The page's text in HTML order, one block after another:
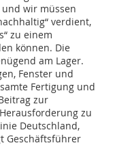
wir müssen
verdient,
zu einem
können. Die
am Lager.
Fenster und
Fertigung und
zur
zu
Deutschland,
Geschäftsführer